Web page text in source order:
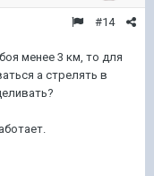
#14
менее 3 км, то для
а стрелять в